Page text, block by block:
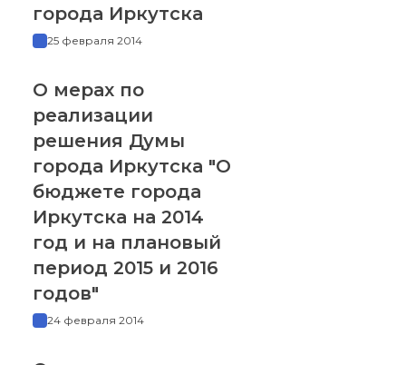
города Иркутска
25 февраля 2014
О мерах по
реализации
решения Думы
города Иркутска "О
бюджете города
Иркутска на 2014
год и на плановый
период 2015 и 2016
годов"
24 февраля 2014